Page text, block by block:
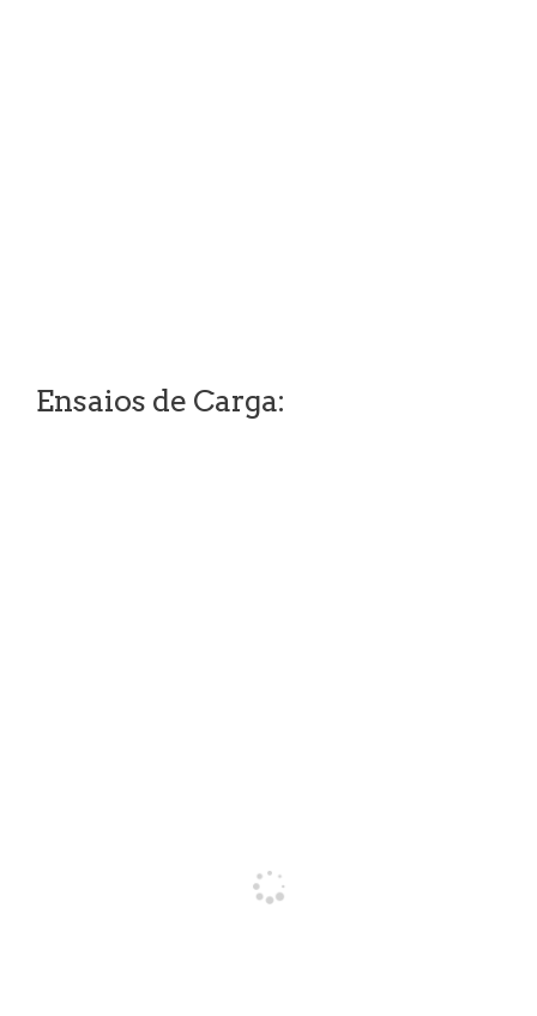
Ensaios de Carga: